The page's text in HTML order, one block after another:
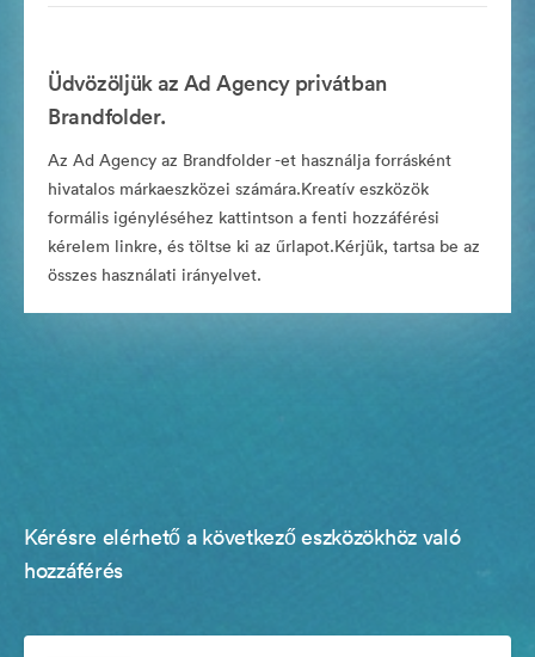
Üdvözöljük az Ad Agency privátban
Brandfolder.
Az Ad Agency az Brandfolder -et használja forrásként
hivatalos márkaeszközei számára.Kreatív eszközök
formális igényléséhez kattintson a fenti hozzáférési
kérelem linkre, és töltse ki az űrlapot.Kérjük, tartsa be az
összes használati irányelvet.
Kérésre elérhető a következő eszközökhöz való
hozzáférés